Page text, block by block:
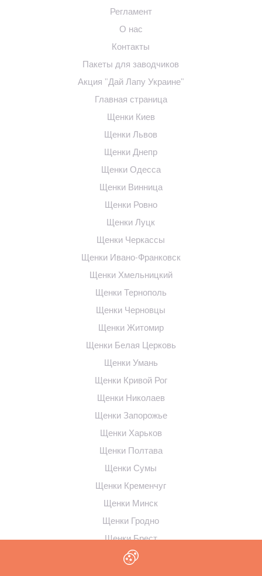
Регламент
О нас
Контакты
Пакеты для заводчиков
Акция "Дай Лапу Украине"
Главная страница
Щенки Киев
Щенки Львов
Щенки Днепр
Щенки Одесса
Щенки Винница
Щенки Ровно
Щенки Луцк
Щенки Черкассы
Щенки Ивано-Франковск
Щенки Хмельницкий
Щенки Тернополь
Щенки Черновцы
Щенки Житомир
Щенки Белая Церковь
Щенки Умань
Щенки Кривой Рог
Щенки Николаев
Щенки Запорожье
Щенки Харьков
Щенки Полтава
Щенки Сумы
Щенки Кременчуг
Щенки Минск
Щенки Гродно
Щенки Брест
Щенки Витебск